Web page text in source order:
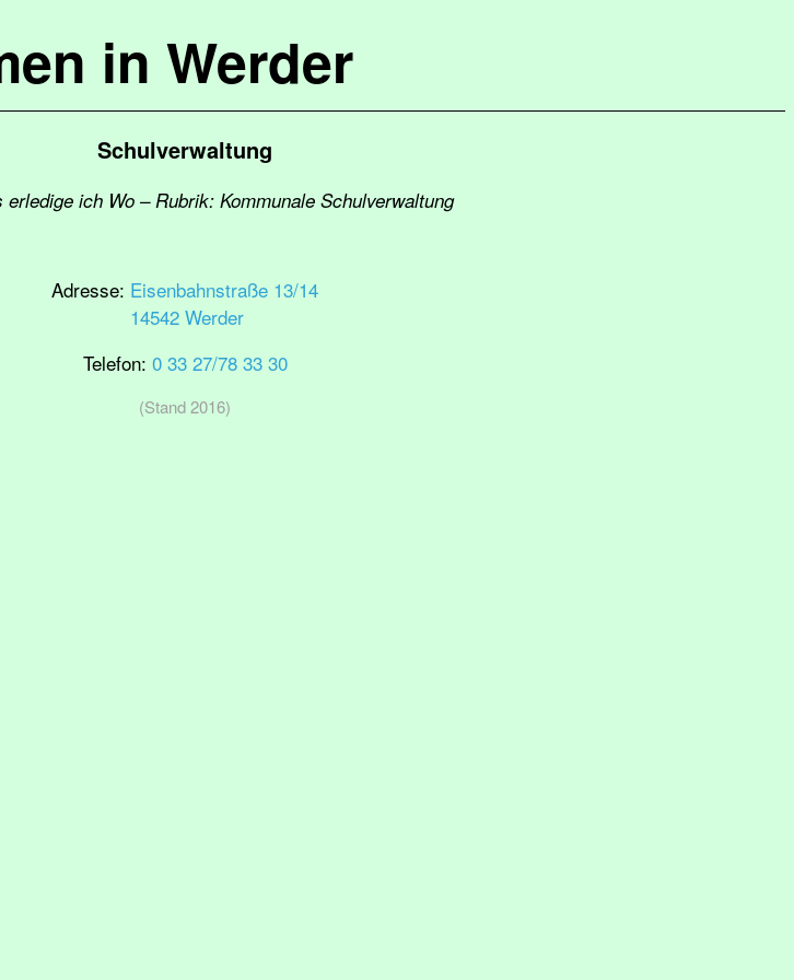
in Werder
Schulverwaltung
erledige ich Wo – Rubrik: Kommunale Schulverwaltung
Adresse: Eisenbahnstraße 13/14
14542 Werder
Telefon: 0 33 27/78 33 30
(Stand 2016)